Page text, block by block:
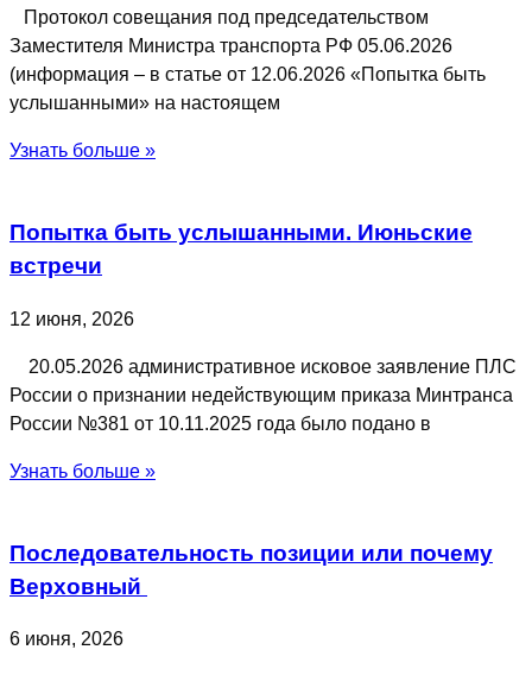
Протокол совещания под председательством
Заместителя Министра транспорта РФ 05.06.2026
(информация – в статье от 12.06.2026 «Попытка быть
услышанными» на настоящем
Узнать больше »
Попытка быть услышанными. Июньские
встречи
12 июня, 2026
20.05.2026 административное исковое заявление ПЛС
России о признании недействующим приказа Минтранса
России №381 от 10.11.2025 года было подано в
Узнать больше »
Последовательность позиции или почему
Верховный
6 июня, 2026